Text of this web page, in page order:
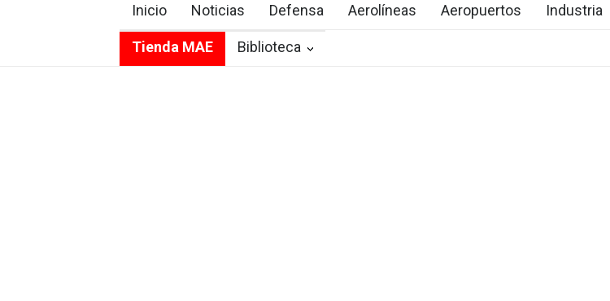
Inicio Noticias Defensa Aerolíneas Aeropuertos Industria
Tienda MAE Biblioteca